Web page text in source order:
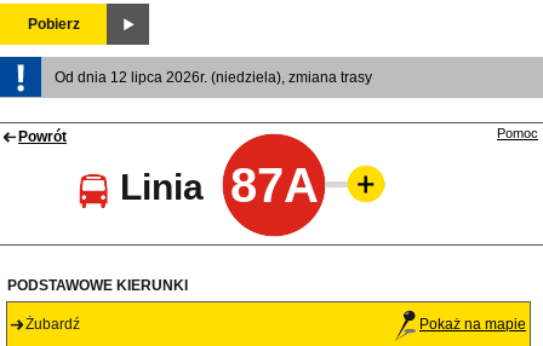
Pobierz
Od dnia 12 lipca 2026r. (niedziela), zmiana trasy
Powrót
Linia 87A
Pomoc
PODSTAWOWE KIERUNKI
Żubardź Pokaż na mapie